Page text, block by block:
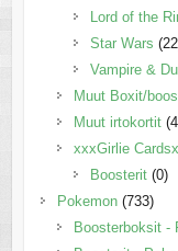
Lord of the
Star Wars
Vampire &
Muut Boxit/
Muut irtokortit
xxxGirlie
Boosterit (0)
Pokemon (733)
Boosterboksit -